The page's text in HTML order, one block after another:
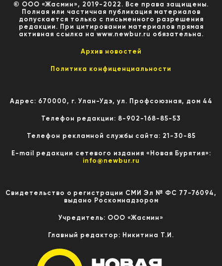
© ООО «Жасмин», 2019-2022. Все права защищены.
Полная или частичная публикация материалов
допускается только с письменного разрешения
редакции. При цитировании материалов прямая
активная ссылка на www.newbur.ru обязательна.
Архив новостей
Политика конфиценциальности
Адрес: 670000, г. Улан-Удэ, ул. Профсоюзная, дом 44
Телефон редакции: 8-902-168-85-53
Телефон рекламной службы сайта: 21-30-85
E-mail редакции сетевого издания «Новая Бурятия»:
info@newbur.ru
Свидетельство о регистрации СМИ Эл № ФС 77-76094,
выдано Роскомнадзором
Учредитель: ООО «Жасмин»
Главный редактор: Никитина Т.И.